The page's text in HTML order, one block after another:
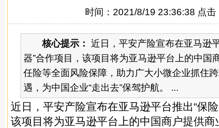
时间：2021/8/19 23:36:38 点击
核心提示： 近日，平安产险宣布在亚马逊
器”合作项目，该项目将为亚马逊平台上的中国
任险等全面风险保障，助力广大小微企业抓住
遇，为中国企业“走出去”保驾护航。 ...
近日，平安产险宣布在亚马逊平台推出“保
该项目将为亚马逊平台上的中国商户提供